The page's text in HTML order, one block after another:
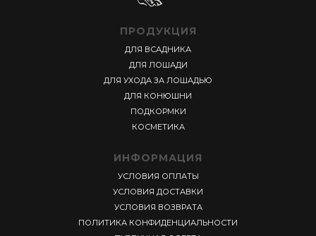
ПРОДУКЦИЯ
ДЛЯ ВСАДНИКА
ДЛЯ ЛОШАДИ
ДЛЯ УХОДА ЗА ЛОШАДЬЮ
ДЛЯ КОНЮШНИ
ПОДКОРМКИ
КОСМЕТИКА
ИНФОРМАЦИЯ
УСЛОВИЯ ОПЛАТЫ
УСЛОВИЯ ДОСТАВКИ
УСЛОВИЯ ВОЗВРАТА
ПОЛИТИКА КОНФИДЕНЦИАЛЬНОСТИ